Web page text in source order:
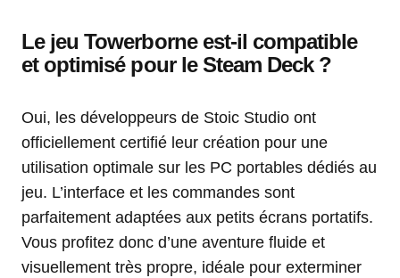
Le jeu Towerborne est-il compatible
et optimisé pour le Steam Deck ?
Oui, les développeurs de Stoic Studio ont
officiellement certifié leur création pour une
utilisation optimale sur les PC portables dédiés au
jeu. L’interface et les commandes sont
parfaitement adaptées aux petits écrans portatifs.
Vous profitez donc d’une aventure fluide et
visuellement très propre, idéale pour exterminer